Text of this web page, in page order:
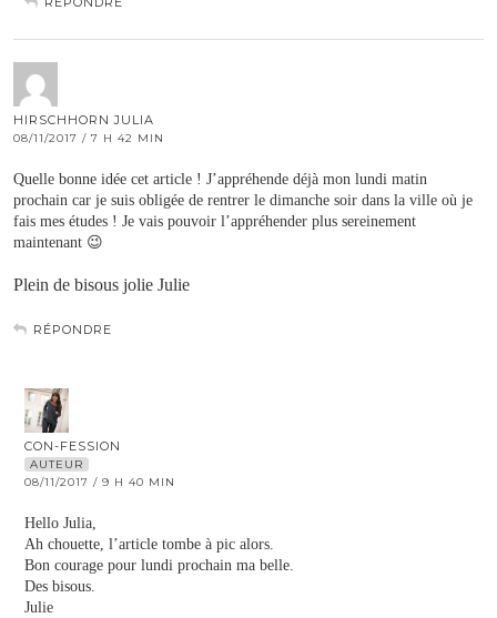
HIRSCHHORN JULIA
08/11/2017 / 7 H 42 MIN
Quelle bonne idée cet article ! J’appréhende déjà mon lundi matin
prochain car je suis obligée de rentrer le dimanche soir dans la ville où je
fais mes études ! Je vais pouvoir l’appréhender plus sereinement
maintenant 😉
Plein de bisous jolie Julie
RÉPONDRE
CON-FESSION
AUTEUR
08/11/2017 / 9 H 40 MIN
Hello Julia,
Ah chouette, l’article tombe à pic alors.
Bon courage pour lundi prochain ma belle.
Des bisous.
Julie